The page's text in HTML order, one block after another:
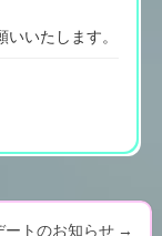
いたします。
ートのお知らせ →